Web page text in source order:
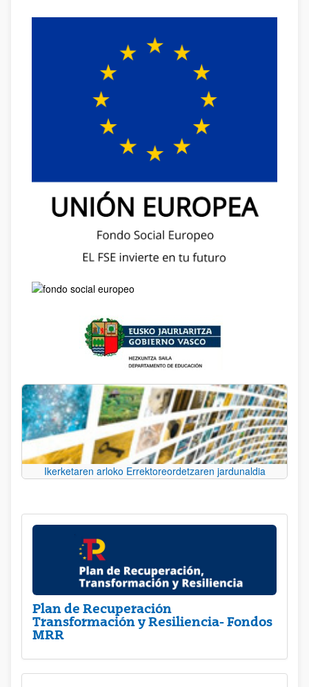
Ikerketaren arloko Errektoreordetzaren jardunaldia
Plan de Recuperación
Transformación y Resiliencia- Fondos
MRR